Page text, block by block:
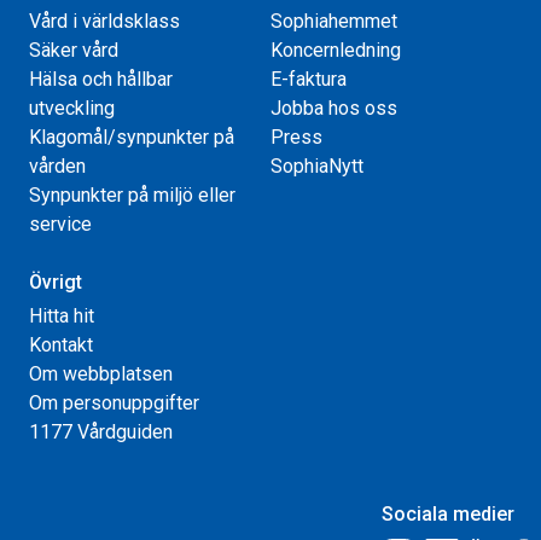
Vård i världsklass
Säker vård
Hälsa och hållbar
utveckling
Klagomål/synpunkter på
vården
Synpunkter på miljö eller
service
Sophiahemmet
Koncernledning
E-faktura
Jobba hos oss
Press
SophiaNytt
Övrigt
Hitta hit
Kontakt
Om webbplatsen
Om personuppgifter
1177 Vårdguiden
Sociala medier